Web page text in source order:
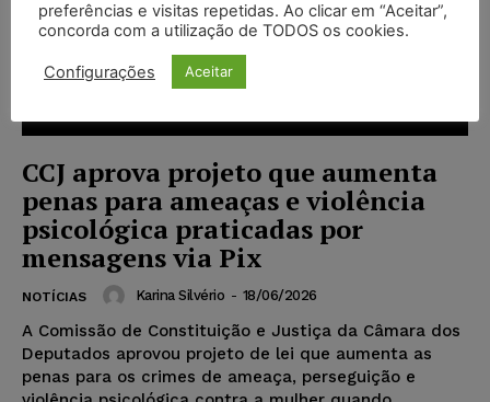
CCJ aprova projeto que aumenta
penas para ameaças e violência
psicológica praticadas por
mensagens via Pix
NOTÍCIAS Karina Silvério - 18/06/2026
A Comissão de Constituição e Justiça da Câmara dos
Deputados aprovou projeto de lei que aumenta as
penas para os crimes de ameaça, perseguição e
preferências e visitas repetidas. Ao clicar em “Aceitar”,
concorda com a utilização de TODOS os cookies.
Configurações Aceitar